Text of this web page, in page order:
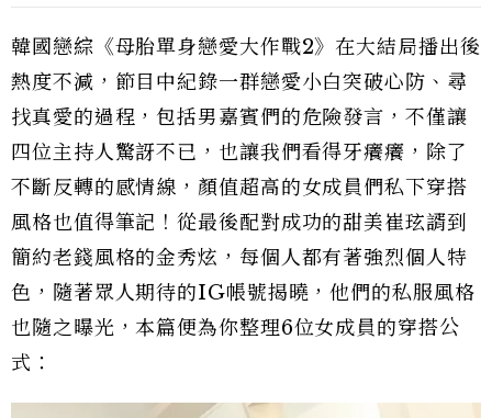
韓國戀綜《母胎單身戀愛大作戰2》在大結局播出後
熱度不減，節目中紀錄一群戀愛小白突破心防、尋
找真愛的過程，包括男嘉賓們的危險發言，不僅讓
四位主持人驚訝不已，也讓我們看得牙癢癢，除了
不斷反轉的感情線，顏值超高的女成員們私下穿搭
風格也值得筆記！從最後配對成功的甜美崔玹諝到
簡約老錢風格的金秀炫，每個人都有著強烈個人特
色，隨著眾人期待的IG帳號揭曉，他們的私服風格
也隨之曝光，本篇便為你整理6位女成員的穿搭公
式：